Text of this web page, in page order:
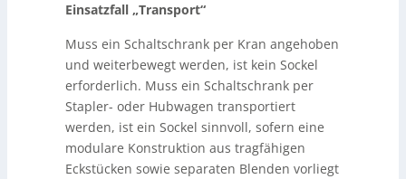
Einsatzfall „Transport“
Muss ein Schaltschrank per Kran angehoben
und weiterbewegt werden, ist kein Sockel
erforderlich. Muss ein Schaltschrank per
Stapler- oder Hubwagen transportiert
werden, ist ein Sockel sinnvoll, sofern eine
modulare Konstruktion aus tragfähigen
Eckstücken sowie separaten Blenden vorliegt